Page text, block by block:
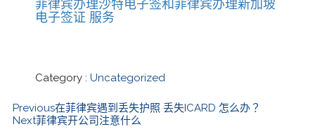
菲律宾办理沙特电子签和菲律宾办理新加坡
电子签证 服务
Category : Uncategorized
Previous在菲律宾遇到丢失护照 丢失ICARD 怎么办？
Next菲律宾开公司注意什么